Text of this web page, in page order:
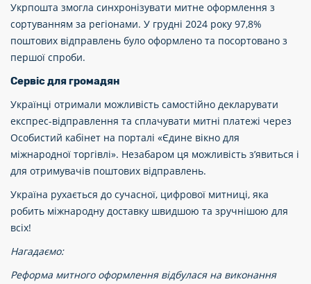
Укрпошта змогла синхронізувати митне оформлення з
сортуванням за регіонами. У грудні 2024 року 97,8%
поштових відправлень було оформлено та посортовано з
першої спроби.
Сервіс для громадян
Українці отримали можливість самостійно декларувати
експрес-відправлення та сплачувати митні платежі через
Особистий кабінет на порталі «Єдине вікно для
міжнародної торгівлі». Незабаром ця можливість з’явиться і
для отримувачів поштових відправлень.
Україна рухається до сучасної, цифрової митниці, яка
робить міжнародну доставку швидшою та зручнішою для
всіх!
Нагадаємо:
Реформа митного оформлення відбулася на виконання